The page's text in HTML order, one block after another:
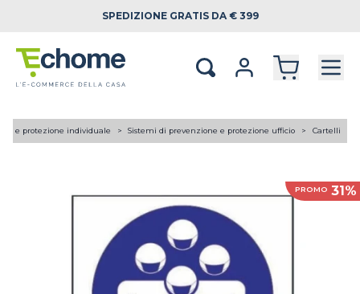
SPEDIZIONE GRATIS DA € 399
e protezione individuale Sistemi di prevenzione e protezione ufficio Cartelli
PROMO 31%